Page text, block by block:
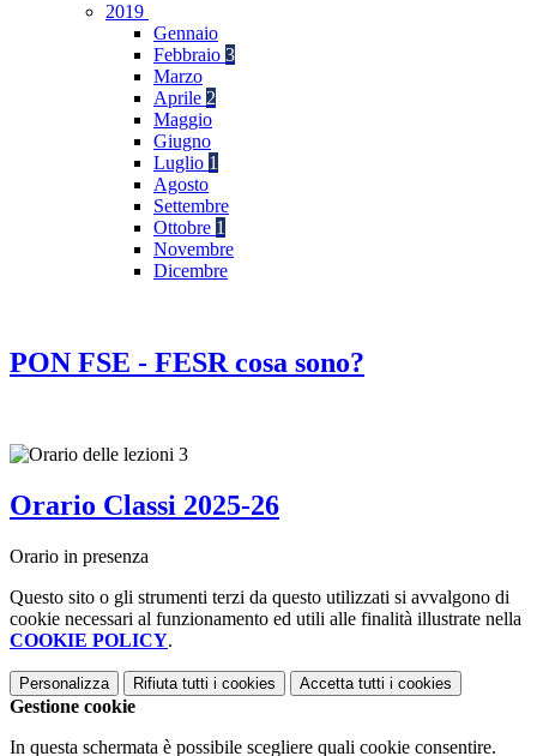
2019
Gennaio
Febbraio 3
Marzo
Aprile 2
Maggio
Giugno
Luglio 1
Agosto
Settembre
Ottobre 1
Novembre
Dicembre
PON FSE - FESR cosa sono?
Orario Classi 2025-26
Orario in presenza
Questo sito o gli strumenti terzi da questo utilizzati si avvalgono di
cookie necessari al funzionamento ed utili alle finalità illustrate nella
COOKIE POLICY.
Personalizza Rifiuta tutti i cookies Accetta tutti i cookies
Gestione cookie
In questa schermata è possibile scegliere quali cookie consentire.